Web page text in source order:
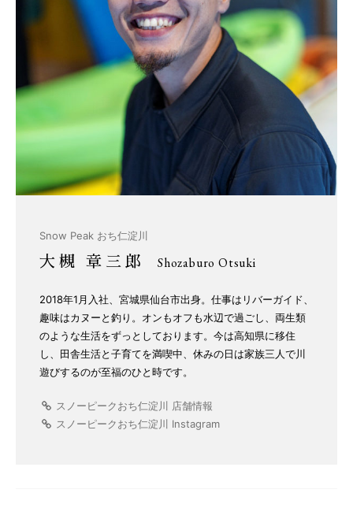
Snow Peak おち仁淀川
大槻 章三郎 Shozaburo Otsuki
2018年1月入社、宮城県仙台市出身。仕事はリバーガイド、
趣味はカヌーと釣り。オンもオフも水辺で過ごし、両生類
のような生活をずっとしております。今は高知県に移住
し、田舎生活と子育てを満喫中、休みの日は家族三人で川
遊びするのが至福のひと時です。
スノーピークおち仁淀川 店舗情報
スノーピークおち仁淀川 Instagram